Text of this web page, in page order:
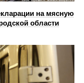
на мясную
области